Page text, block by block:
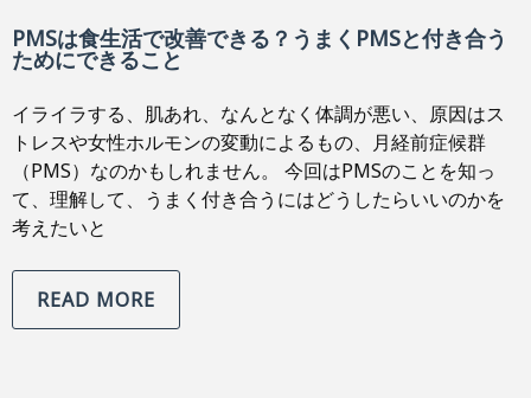
PMSは食生活で改善できる？うまくPMSと付き合う
ためにできること
イライラする、肌あれ、なんとなく体調が悪い、原因はス
トレスや女性ホルモンの変動によるもの、月経前症候群
（PMS）なのかもしれません。 今回はPMSのことを知っ
て、理解して、うまく付き合うにはどうしたらいいのかを
考えたいと
READ MORE